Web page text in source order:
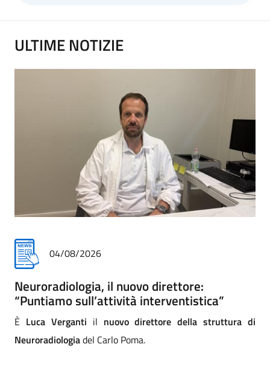
ULTIME NOTIZIE
31/07/2026
Addio commosso all'infermiere Matteo
Paccini
Addio commosso di Asst a Matteo Paccini, infermiere
professionale della Cra (comunità riabilitativa ad alta